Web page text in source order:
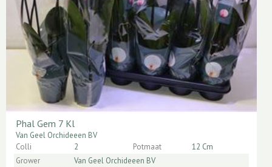
Phal Gem 7 Kl
Van Geel Orchideeen BV
Colli
2 Potmaat
12 Cm
Grower
Van Geel Orchideeen BV